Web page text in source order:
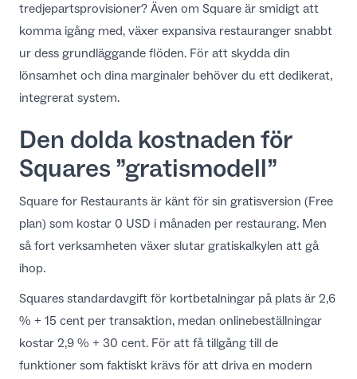
tredjepartsprovisioner? Även om Square är smidigt att
komma igång med, växer expansiva restauranger snabbt
ur dess grundläggande flöden. För att skydda din
lönsamhet och dina marginaler behöver du ett dedikerat,
integrerat system.
Den dolda kostnaden för
Squares ”gratismodell”
Square for Restaurants är känt för sin gratisversion (Free
plan) som kostar 0 USD i månaden per restaurang. Men
så fort verksamheten växer slutar gratiskalkylen att gå
ihop.
Squares standardavgift för kortbetalningar på plats är 2,6
% + 15 cent per transaktion, medan onlinebeställningar
kostar 2,9 % + 30 cent. För att få tillgång till de
funktioner som faktiskt krävs för att driva en modern